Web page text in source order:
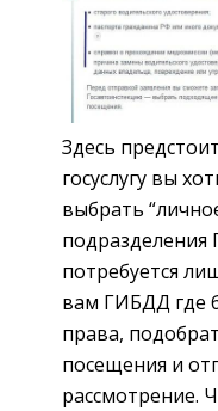
Здесь
госуслугу вы
выбрать
подразделения
потребуется
вам ГИБДД где
права,
посещения и
рассмотрение.